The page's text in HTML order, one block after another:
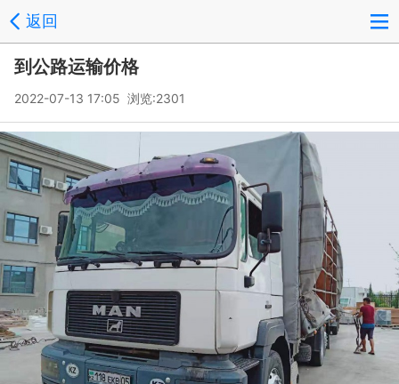
返回
到公路运输价格
2022-07-13 17:05 浏览:2301